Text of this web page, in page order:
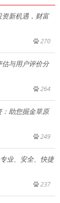
新机遇，财富
270
与用户评价分
264
助您掘金草原
249
业、安全、快捷
237